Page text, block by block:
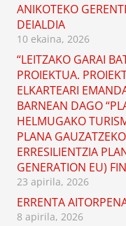
ANIKOTEKO
DEIALDIA
10 ekaina, 2026
“LEITZAKO GARAI
PROIEKTUA.
ELKARTEARI
BARNEAN DAGO
HELMUGAKO
PLANA
ERRESILIENTZIA
GENERATION EU)
23 apirila, 2026
ERRENTA
8 apirila, 2026